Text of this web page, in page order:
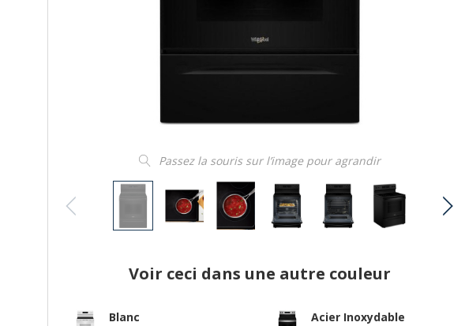
Passez la souris sur l’image pour agrandir
Voir ceci dans une autre couleur
Blanc Acier Inoxydable